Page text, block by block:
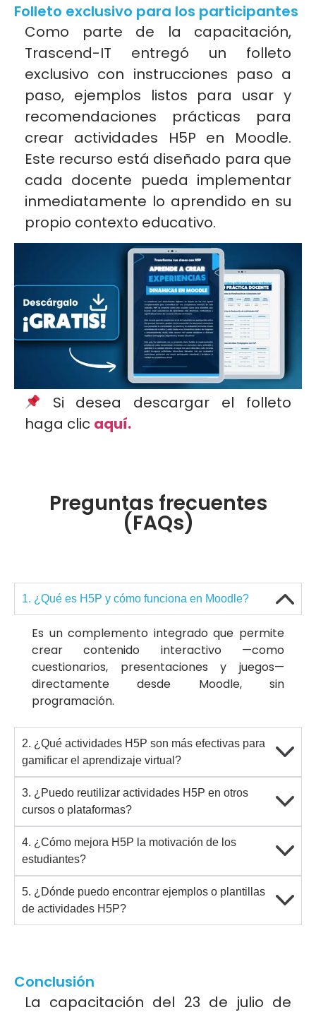
Folleto exclusivo para los participantes
Como parte de la capacitación,
Trascend-IT entregó un folleto
exclusivo con instrucciones paso a
paso, ejemplos listos para usar y
recomendaciones prácticas para
crear actividades H5P en Moodle.
Este recurso está diseñado para que
cada docente pueda implementar
inmediatamente lo aprendido en su
propio contexto educativo.
Si desea descargar el folleto
haga clic aquí.
Preguntas frecuentes
(FAQs)
1. ¿Qué es H5P y cómo funciona en Moodle?
Es un complemento integrado que permite
crear contenido interactivo —como
cuestionarios, presentaciones y juegos—
directamente desde Moodle, sin
programación.
2. ¿Qué actividades H5P son más efectivas para
gamificar el aprendizaje virtual?
3. ¿Puedo reutilizar actividades H5P en otros
cursos o plataformas?
4. ¿Cómo mejora H5P la motivación de los
estudiantes?
5. ¿Dónde puedo encontrar ejemplos o plantillas
de actividades H5P?
Conclusión
La capacitación del 23 de julio de